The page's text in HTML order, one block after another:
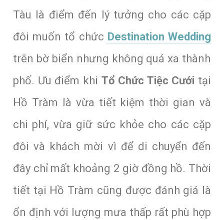
Tàu là điểm đến lý tưởng cho các cặp
đôi muốn tổ chức Destination Wedding
trên bờ biển nhưng không quá xa thành
phố. Ưu điểm khi Tổ Chức Tiệc Cưới tại
Hồ Tràm là vừa tiết kiệm thời gian và
chi phí, vừa giữ sức khỏe cho các cặp
đôi và khách mời vì để di chuyển đến
đây chỉ mất khoảng 2 giờ đồng hồ. Thời
tiết tại Hồ Tràm cũng được đánh giá là
ổn định với lượng mưa thấp rất phù hợp